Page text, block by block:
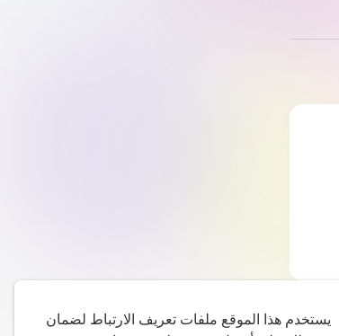
يستخدم هذا الموقع ملفات تعريف الارتباط لضمان